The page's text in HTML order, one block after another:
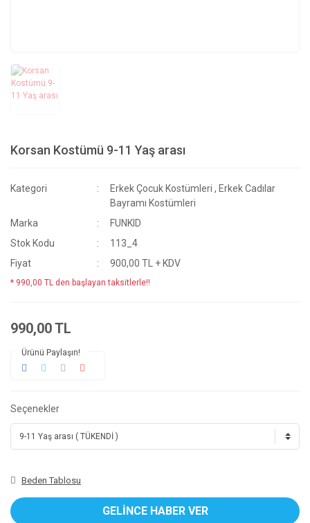
Korsan Kostümü 9-11 Yaş arası
Kategori Erkek Çocuk Kostümleri , Erkek Cadılar
Bayramı Kostümleri
Marka
FUNKID
Stok Kodu
113_4
Fiyat
900,00 TL + KDV
* 990,00 TL den başlayan taksitlerle!!
990,00 TL
Ürünü Paylaşın!
Seçenekler
Beden Tablosu
GELİNCE HABER VER